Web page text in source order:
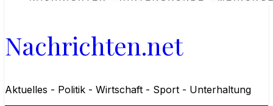
Nachrichten.net
Aktuelles - Politik - Wirtschaft - Sport - Unterhaltung